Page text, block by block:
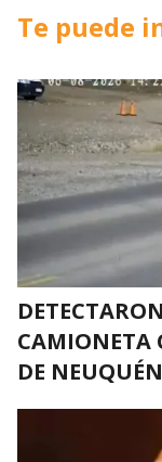
Te puede
CAMIONETA
DE NEUQUÉN